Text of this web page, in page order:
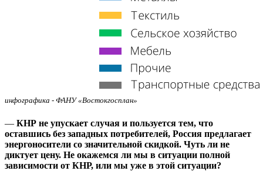
инфографика - ФАНУ «Востокгосплан»
— КНР не упускает случая и пользуется тем, что
оставшись без западных потребителей, Россия предлагает
энергоносители со значительной скидкой. Чуть ли не
диктует цену. Не окажемся ли мы в ситуации полной
зависимости от КНР, или мы уже в этой ситуации?